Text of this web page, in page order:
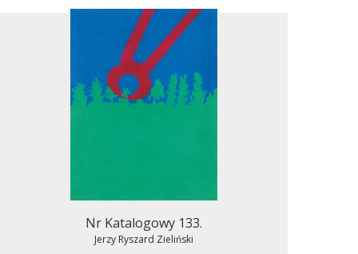
Nr Katalogowy 133.
Jerzy Ryszard Zieliński